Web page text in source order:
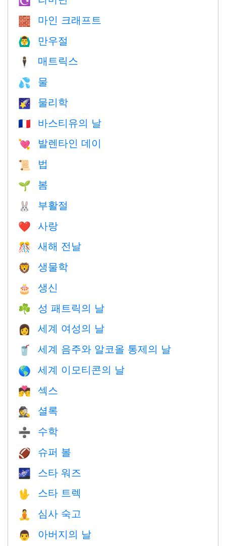
🧱 마인 크래프트
🙆‍♂️ 만우절
🕴️ 매트릭스
💦 물
🌠 물리학
🇫🇷 바스티유의 날
💘 발렌타인 데이
📜 법
🌱 봄
🐰 부활절
❤️️ 사랑
🎊 새해 전날
🦁 생물학
🎂 생신
☘️ 성 패트릭의 날
👩 세계 여성의 날
🥤 세계 음주와 알코올 통제의 날
🌎 세계 이모티콘의 날
💏 섹스
🕵️ 셜록
➗ 수학
🏈 슈퍼 볼
🌌 스타 워즈
🖖 스타 트렉
🧘 심사 숙고
👨 아버지의 날